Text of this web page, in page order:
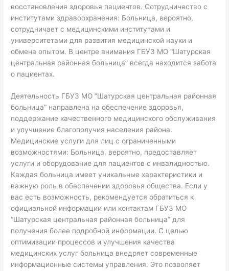
восстановления здоровья пациентов. Сотрудничество с
институтами здравоохранения: Больница, вероятно,
сотрудничает с медицинскими институтами и
университетами для развития медицинской науки и
обмена опытом. В центре внимания ГБУЗ МО “Шатурская
центральная районная больница” всегда находится забота
о пациентах.
Деятельность ГБУЗ МО “Шатурская центральная районная
больница” направлена на обеспечение здоровья,
поддержание качественного медицинского обслуживания
и улучшение благополучия населения района.
Медицинские услуги для лиц с ограниченными
возможностями: Больница, вероятно, предоставляет
услуги и оборудование для пациентов с инвалидностью.
Каждая больница имеет уникальные характеристики и
важную роль в обеспечении здоровья общества. Если у
вас есть возможность, рекомендуется обратиться к
официальной информации или контактам ГБУЗ МО
“Шатурская центральная районная больница” для
получения более подробной информации. С целью
оптимизации процессов и улучшения качества
медицинских услуг больница внедряет современные
информационные системы управления. Это позволяет